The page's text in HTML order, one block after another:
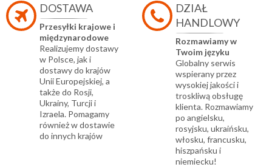
DOSTAWA
Przesyłki krajowe i
międzynarodowe
Realizujemy dostawy
w Polsce, jak i
dostawy do krajów
Unii Europejskiej, a
także do Rosji,
Ukrainy, Turcji i
Izraela. Pomagamy
również w dostawie
do innych krajów
DZIAŁ
HANDLOWY
Rozmawiamy w
Twoim języku
Globalny serwis
wspierany przez
wysokiej jakości i
troskliwą obsługę
klienta. Rozmawiamy
po angielsku,
rosyjsku, ukraińsku,
włosku, francusku,
hiszpańsku i
niemiecku!